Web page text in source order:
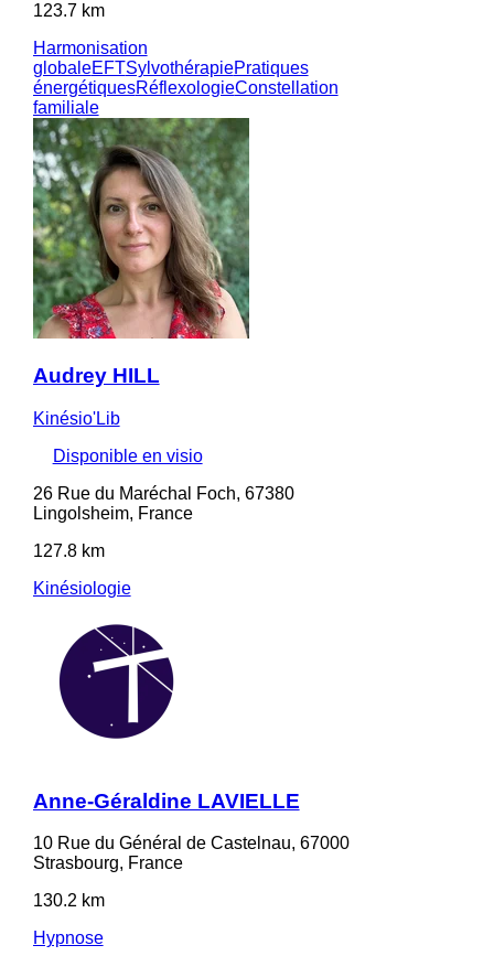
123.7 km
Harmonisation
globaleEFTSylvothérapiePratiques
énergétiquesRéflexologieConstellation
familiale
Audrey HILL
Kinésio'Lib
Disponible en visio
26 Rue du Maréchal Foch, 67380
Lingolsheim, France
127.8 km
Kinésiologie
Anne-Géraldine LAVIELLE
10 Rue du Général de Castelnau, 67000
Strasbourg, France
130.2 km
Hypnose